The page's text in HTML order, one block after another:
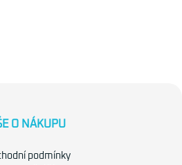
O NÁKUPU
podmínky